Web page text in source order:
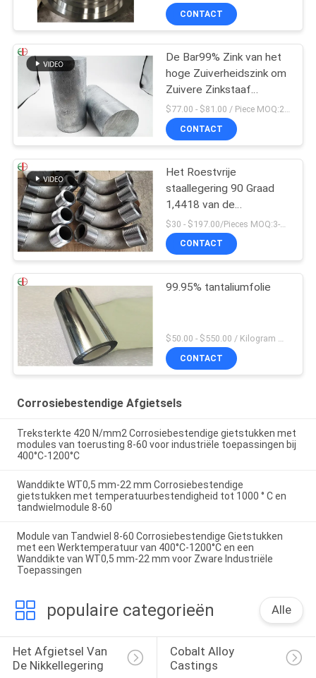
van de
Afgietselscentrifuge
CONTACT
De Bar99% Zink van het
hoge Zuiverheidszink om
Zuivere Zinkstaaf
100x100x200mm
CONTACT
Het Roestvrije
staallegering 90 Graad
1,4418 van de
flensverbinding de
Elleboog van de
Pijpmontage
CONTACT
99.95% tantaliumfolie
$50.00 - $550.00 / Kilogram MOQ:2 kilogram
CONTACT
Corrosiebestendige Afgietsels
Treksterkte 420 N/mm2 Corrosiebestendige gietstukken met
modules van toerusting 8-60 voor industriële toepassingen bij
400°C-1200°C
Wanddikte WT0,5 mm-22 mm Corrosiebestendige
gietstukken met temperatuurbestendigheid tot 1000 ° C en
tandwielmodule 8-60
Module van Tandwiel 8-60 Corrosiebestendige Gietstukken
met een Werktemperatuur van 400°C-1200°C en een
Wanddikte van WT0,5 mm-22 mm voor Zware Industriële
Toepassingen
populaire categorieën Alle
Het Afgietsel Van
De Nikkellegering
Cobalt Alloy
Castings